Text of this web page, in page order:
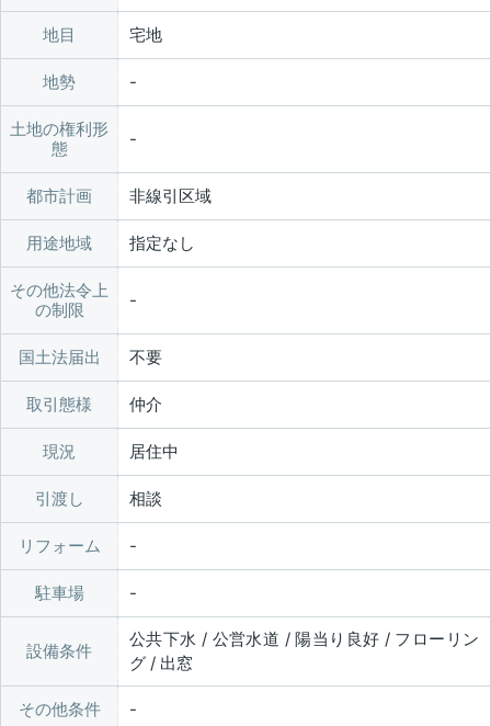
地目 宅地
地勢
土地の権利形
態
都市計画 非線引区域
用途地域 指定なし
その他法令上
の制限
国土法届出 不要
取引態様 仲介
現況 居住中
引渡し 相談
リフォーム
駐車場
設備条件
公共下水 / 公営水道 / 陽当り良好 / フローリン
グ / 出窓
その他条件